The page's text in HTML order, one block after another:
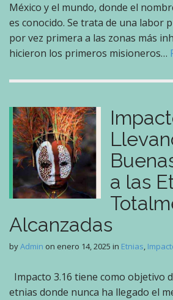
México y el mundo, donde el
es conocido. Se trata de una labor
por vez primera a las zonas más
hicieron los primeros misioneros…
a las
Alcanzadas
byAdmin on enero 14, 2025 in Etnias,
Impacto 3.16 tiene como objetivo
etnias donde nunca ha llegado el